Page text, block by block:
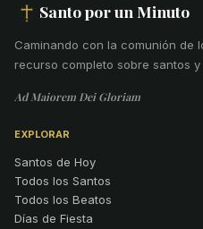
Santo por un Minuto
Caminando con la comunión de
recurso completo sobre santos
Ad Maiorem Dei Gloriam
EXPLORAR
Santos de Hoy
Todos los Santos
Todos los Beatos
Días de Fiesta